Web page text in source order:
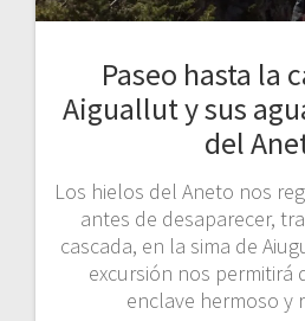
Paseo hasta la
Aiguallut y sus
del
Los hielos del Aneto nos
antes de desaparecer,
cascada, en la sima de
excursión nos permitirá
enclave hermoso y